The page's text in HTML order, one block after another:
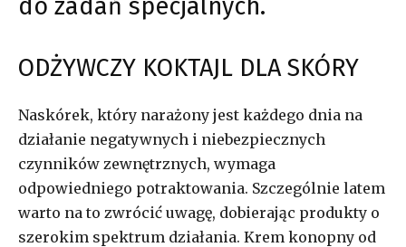
do zadań specjalnych.
ODŻYWCZY KOKTAJL DLA SKÓRY
Naskórek, który narażony jest każdego dnia na
działanie negatywnych i niebezpiecznych
czynników zewnętrznych, wymaga
odpowiedniego potraktowania. Szczególnie latem
warto na to zwrócić uwagę, dobierając produkty o
szerokim spektrum działania. Krem konopny od